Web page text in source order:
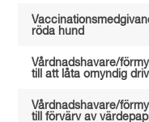
röda hund
Vårdnadshavare/
till att låta omyndig
Vårdnadshavare/
till förvärv av